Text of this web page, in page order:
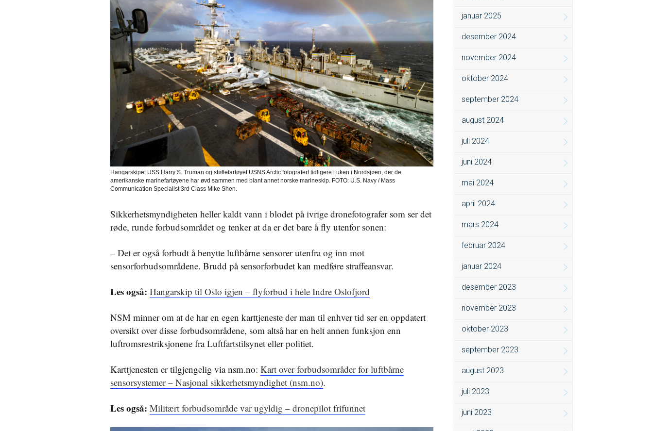
Hangarskipet USS Harry S. Truman og støttefartøyet USNS Arctic fotografert tidligere i uken i Nordsjøen, der de
amerikanske marinefartøyene har øvd sammen med blant annet norske marineskip. FOTO: U.S. Navy / Mass
Communication Specialist 3rd Class Mike Shen.
Sikkerhetsmyndigheten heller kaldt vann i blodet på ivrige dronefotografer som ser det
røde, runde forbudsområdet og tenker at da er det bare å fly utenfor sonen:
– Det er også forbudt å benytte luftbårne sensorer utenfra og inn mot
sensorforbudsområdene. Brudd på sensorforbudet kan medføre straffeansvar.
Les også: Hangarskip til Oslo igjen – flyforbud i hele Indre Oslofjord
NSM minner om at de har en egen karttjeneste der man til enhver tid ser en oppdatert
oversikt over disse forbudsområdene, som altså har en helt annen funksjon enn
luftromsrestriksjonene fra Luftfartstilsynet eller politiet.
Karttjenesten er tilgjengelig via nsm.no: Kart over forbudsområder for luftbårne
sensorsystemer – Nasjonal sikkerhetsmyndighet (nsm.no).
Les også: Militært forbudsområde var ugyldig – dronepilot frifunnet
januar 2025
desember 2024
november 2024
oktober 2024
september 2024
august 2024
juli 2024
juni 2024
mai 2024
april 2024
mars 2024
februar 2024
januar 2024
desember 2023
november 2023
oktober 2023
september 2023
august 2023
juli 2023
juni 2023